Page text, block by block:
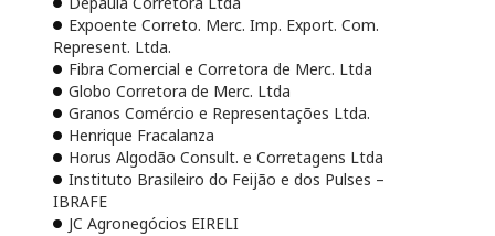
Expoente Correto. Merc. Imp. Export. Com.
Represent. Ltda.
Fibra Comercial e Corretora de Merc. Ltda
Globo Corretora de Merc. Ltda
Granos Comércio e Representações Ltda.
Henrique Fracalanza
Horus Algodão Consult. e Corretagens Ltda
Instituto Brasileiro do Feijão e dos Pulses –
IBRAFE
JC Agronegócios EIRELI